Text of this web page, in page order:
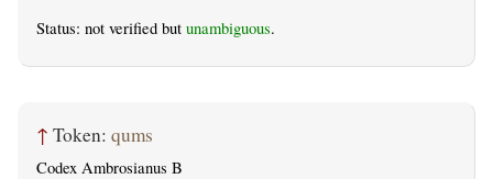
Status: not verified but unambiguous.
↑ Token: qums
Codex Ambrosianus B